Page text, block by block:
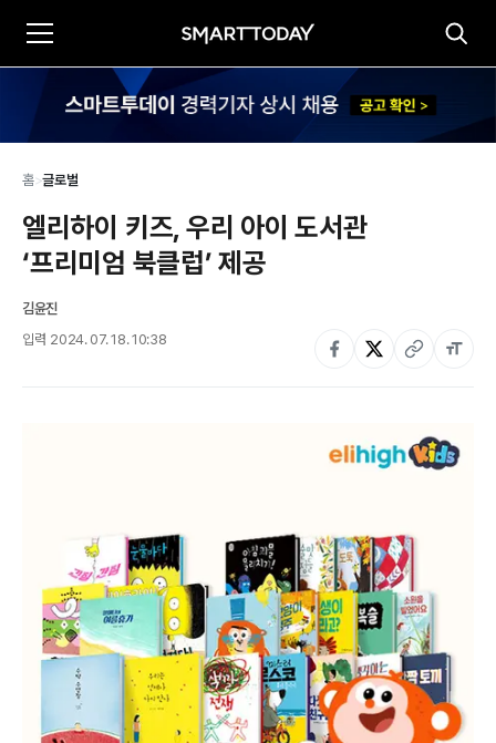
홈>글로벌
엘리하이 키즈, 우리 아이 도서관
‘프리미엄 북클럽’ 제공
김윤진
입력 2024. 07. 18. 10:38